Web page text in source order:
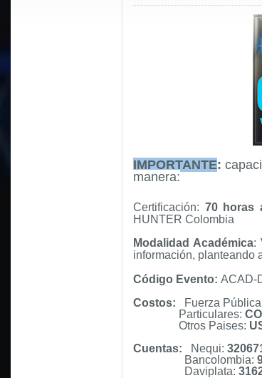
IMPORTANTE:
manera:
Certificación: 70 horas
HUNTER Colombia
Modalidad Académica:
información, planteando
Código Evento: ACAD-
Costos:
Fuerza
Particulares:
Otros Paises:
Cuentas:
Nequi:
Bancolombia:
Daviplata: